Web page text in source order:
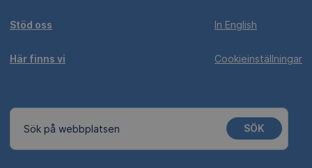
Stöd oss
Här finns vi
In English
Cookieinställningar
Sök på webbplatsen SÖK